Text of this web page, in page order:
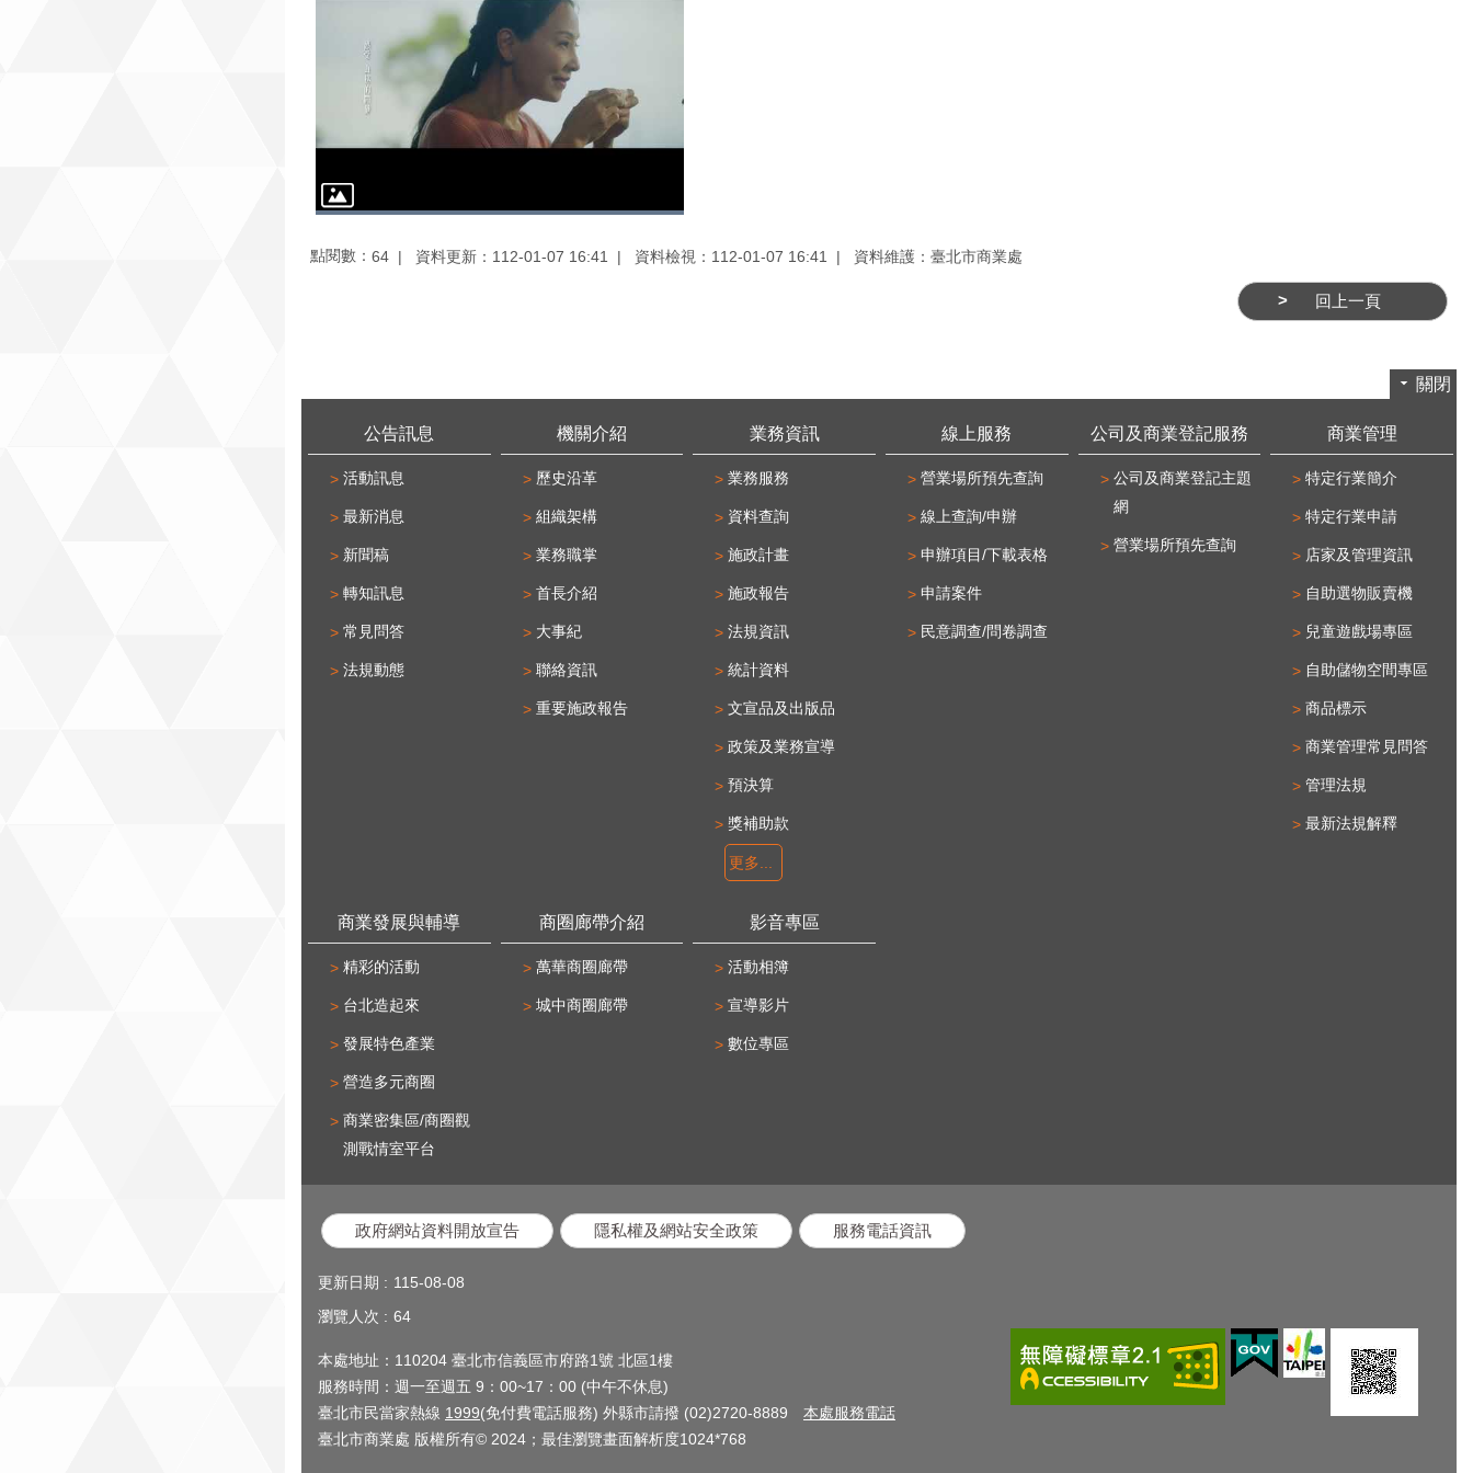
點閱數： 64 資料更新：112-01-07 16:41 資料檢視：112-01-07 16:41 資料維護：臺北市商業處
回上一頁
關閉
公告訊息
活動訊息
最新消息
新聞稿
轉知訊息
常見問答
法規動態
機關介紹
歷史沿革
組織架構
業務職掌
首長介紹
大事紀
聯絡資訊
重要施政報告
業務資訊
業務服務
資料查詢
施政計畫
施政報告
法規資訊
統計資料
文宣品及出版品
政策及業務宣導
預決算
獎補助款
更多...
線上服務
營業場所預先查詢
線上查詢/申辦
申辦項目/下載表格
申請案件
民意調查/問卷調查
公司及商業登記服務
公司及商業登記主題
網
營業場所預先查詢
商業管理
特定行業簡介
特定行業申請
店家及管理資訊
自助選物販賣機
兒童遊戲場專區
自助儲物空間專區
商品標示
商業管理常見問答
管理法規
最新法規解釋
商業發展與輔導
精彩的活動
台北造起來
發展特色產業
營造多元商圈
商業密集區/商圈觀
測戰情室平台
商圈廊帶介紹
萬華商圈廊帶
城中商圈廊帶
影音專區
活動相簿
宣導影片
數位專區
政府網站資料開放宣告 隱私權及網站安全政策 服務電話資訊
更新日期
115-08-08
瀏覽人次
64
本處地址：110204 臺北市信義區市府路1號 北區1樓
服務時間：週一至週五 9：00~17：00 (中午不休息)
臺北市民當家熱線 1999(免付費電話服務) 外縣市請撥 (02)2720-8889 本處服務電話
臺北市商業處 版權所有© 2024；最佳瀏覽畫面解析度1024*768